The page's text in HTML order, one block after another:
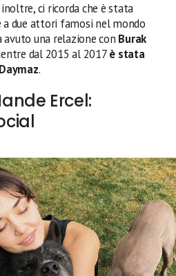
inoltre, ci ricorda che è stata
due attori famosi nel mondo
una relazione con Burak
dal 2015 al 2017è stata
.
Ercel: